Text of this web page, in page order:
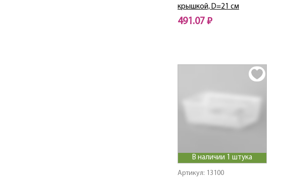
крышкой, D=21 см
491.07 ₽
В наличии 1 штука
Артикул: 13100